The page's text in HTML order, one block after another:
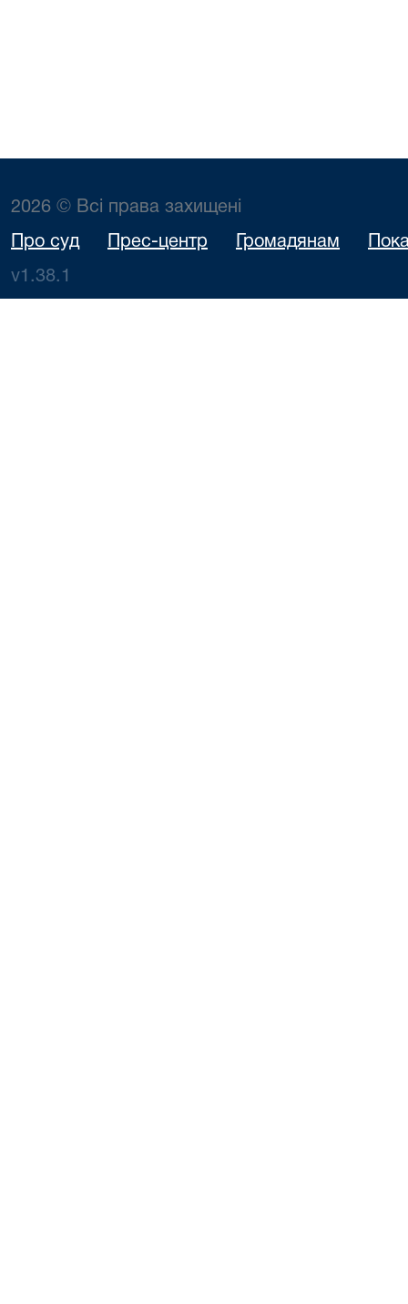
2026 © Всі права захищені
Про суд Прес-центр Громадянам
v1.38.1